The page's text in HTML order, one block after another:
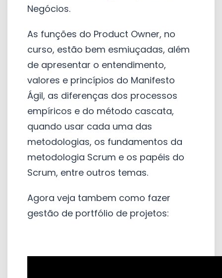
Negócios.
As funções do Product Owner, no
curso, estão bem esmiuçadas, além
de apresentar o entendimento,
valores e princípios do Manifesto
Ágil, as diferenças dos processos
empíricos e do método cascata,
quando usar cada uma das
metodologias, os fundamentos da
metodologia Scrum e os papéis do
Scrum, entre outros temas.
Agora veja tambem como fazer
gestão de portfólio de projetos: